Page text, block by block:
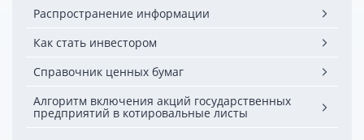
Распространение информации
Как стать инвестором
Справочник ценных бумаг
Алгоритм включения акций государственных
предприятий в котировальные листы